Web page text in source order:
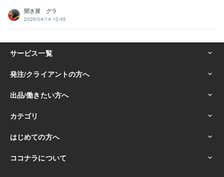
聞き屋 グラ
2026/04/14 10:45